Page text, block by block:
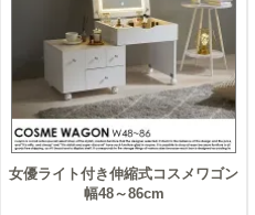
女優ライト付き伸縮式コスメワゴン
幅48～86cm